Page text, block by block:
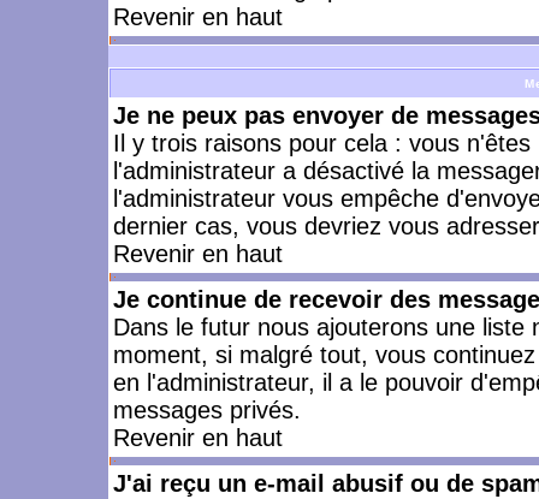
Revenir en haut
Je ne peux pas envoyer de
Il y trois raisons pour cela : vous
l'administrateur a désactivé la
l'administrateur vous empêche
dernier cas, vous devriez vous
Revenir en haut
Je continue de recevoir des
Dans le futur nous ajouterons une
moment, si malgré tout, vous
en l'administrateur, il a le pouvoir
messages privés.
Revenir en haut
J'ai reçu un e-mail abusif ou de